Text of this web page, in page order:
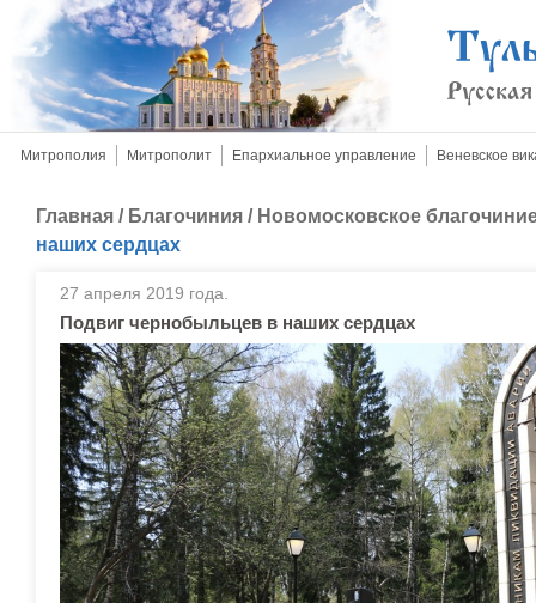
Митрополия Митрополит Епархиальное управление Веневское
Главная / Благочиния / Новомосковское
наших сердцах
27 апреля 2019 года.
Подвиг чернобыльцев в наших сердцах